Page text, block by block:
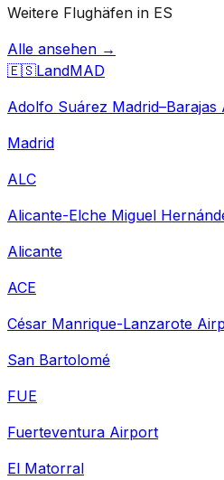
Weitere Flughäfen in ES
Alle ansehen →
🇪🇸LandMAD
Adolfo Suárez Madrid–Barajas
Madrid
ALC
Alicante-Elche Miguel
Alicante
ACE
César Manrique-Lanzarote
San Bartolomé
FUE
Fuerteventura Airport
El Matorral